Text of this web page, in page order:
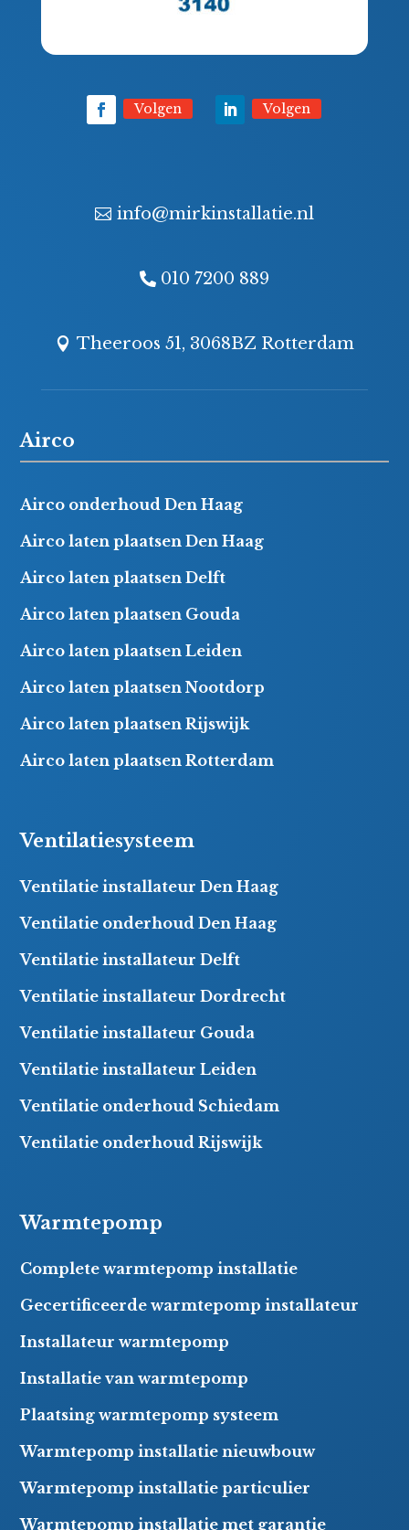
Volgen Volgen
info@mirkinstallatie.nl
010 7200 889
Theeroos 51, 3068BZ Rotterdam
Airco
Airco onderhoud Den Haag
Airco laten plaatsen Den Haag
Airco laten plaatsen Delft
Airco laten plaatsen Gouda
Airco laten plaatsen Leiden
Airco laten plaatsen Nootdorp
Airco laten plaatsen Rijswijk
Airco laten plaatsen Rotterdam
Ventilatiesysteem
Ventilatie installateur Den Haag
Ventilatie onderhoud Den Haag
Ventilatie installateur Delft
Ventilatie installateur Dordrecht
Ventilatie installateur Gouda
Ventilatie installateur Leiden
Ventilatie onderhoud Schiedam
Ventilatie onderhoud Rijswijk
Warmtepomp
Complete warmtepomp installatie
Gecertificeerde warmtepomp installateur
Installateur warmtepomp
Installatie van warmtepomp
Plaatsing warmtepomp systeem
Warmtepomp installatie nieuwbouw
Warmtepomp installatie particulier
Warmtepomp installatie met garantie